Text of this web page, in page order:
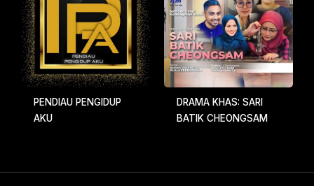
PENDIAU PENGIDUP
AKU
DRAMA KHAS: SARI
BATIK CHEONGSAM